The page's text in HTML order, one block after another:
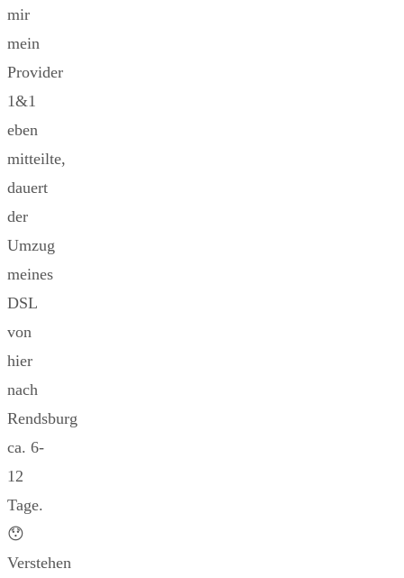
mir
mein
Provider
1&1
eben
mitteilte,
dauert
der
Umzug
meines
DSL
von
hier
nach
Rendsburg
ca. 6-
12
Tage.
😯
Verstehen